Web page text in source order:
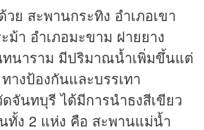
ย สะพานกระทิง อำเภอเขา
า อำเภอมะขาม ฝายยาง
นาราม มีปริมาณน้ำเพิ่มขึ้นแต่
างป้องกันและบรรเทา
จันทบุรี ได้มีการนำธงสีเขียว
ทั้ง 2 แห่ง คือ สะพานแม่น้ำ